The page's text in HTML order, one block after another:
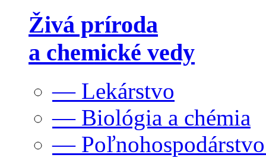
Živá príroda
a chemické vedy
— Lekárstvo
— Biológia a chémia
—